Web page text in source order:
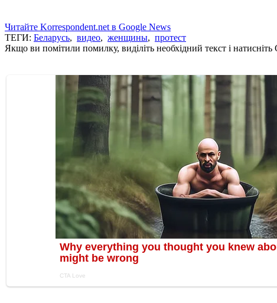
Читайте Korrespondent.net в Google News
ТЕГИ: Беларусь, видео, женщины, протест
Якщо ви помітили помилку, виділіть необхідний текст і